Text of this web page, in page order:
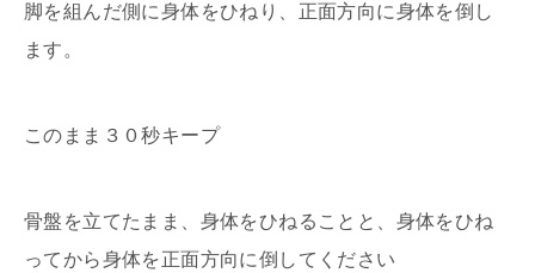
脚を組んだ側に身体をひねり、正面方向に身体を倒し
ます。
このまま３０秒キープ
骨盤を立てたまま、身体をひねることと、身体をひね
ってから身体を正面方向に倒してください